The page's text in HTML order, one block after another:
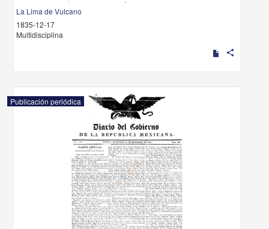
La Lima de Vulcano
1835-12-17
Multidisciplina
share
Publicación periódica